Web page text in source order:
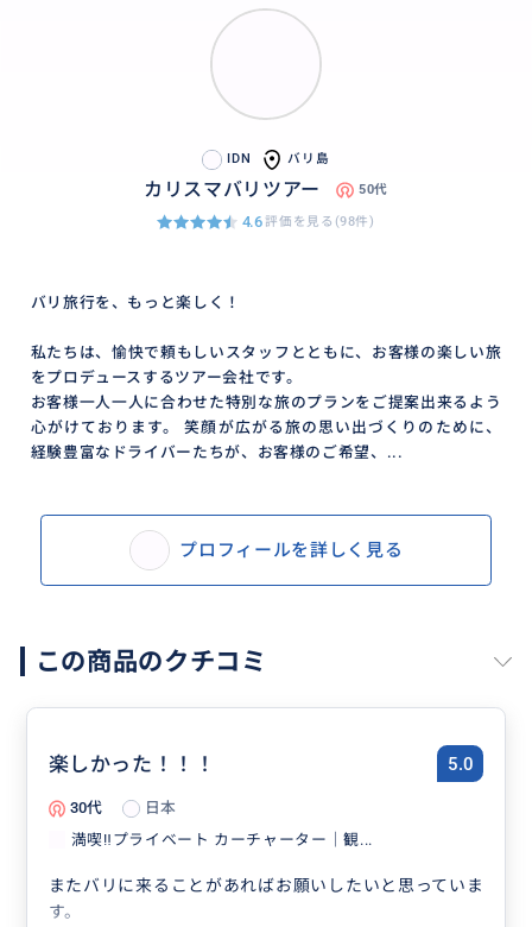
IDN バリ島
カリスマバリツアー 50代
4.6評価を見る(98件)
バリ旅行を、もっと楽しく！
私たちは、愉快で頼もしいスタッフとともに、お客様の楽しい旅
をプロデュースするツアー会社です。
お客様一人一人に合わせた特別な旅のプランをご提案出来るよう
心がけております。 笑顔が広がる旅の思い出づくりのために、
経験豊富なドライバーたちが、お客様のご希望、...
プロフィールを詳しく見る
この商品のクチコミ
楽しかった！！！ 5.0
30代
日本
満喫‼️プライベート カーチャーター｜観...
またバリに来ることがあればお願いしたいと思っていま
す。